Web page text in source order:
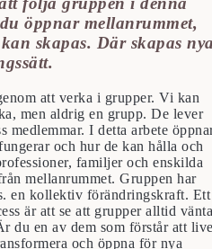
öppnar mellanrummet,
skapas. Där skapas
att verka i grupper. Vi kan
men aldrig en grupp. De lever
medlemmar. I detta arbete
och hur de kan hålla och
familjer och enskilda
mellanrummet. Gruppen har
en kollektiv förändringskraft. Ett
är att se att grupper alltid
du en av dem som förstår att
och öppna för nya